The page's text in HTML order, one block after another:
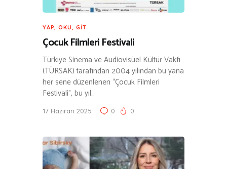
YAP, OKU, GIT
Çocuk Filmleri Festivali
Türkiye Sinema ve Audiovisüel Kültür Vakfı
(TÜRSAK) tarafından 2004 yılından bu yana
her sene düzenlenen “Çocuk Filmleri
Festivali”, bu yıl…
17 Haziran 2025 0 0